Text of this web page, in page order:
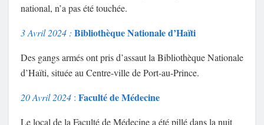
national, n’a pas été touchée.
3 Avril 2024 : Bibliothèque Nationale d’Haïti
Des gangs armés ont pris d’assaut la Bibliothèque Nationale
d’Haïti, située au Centre-ville de Port-au-Prince.
20 Avril 2024 : Faculté de Médecine
Le local de la Faculté de Médecine a été pillé dans la nuit